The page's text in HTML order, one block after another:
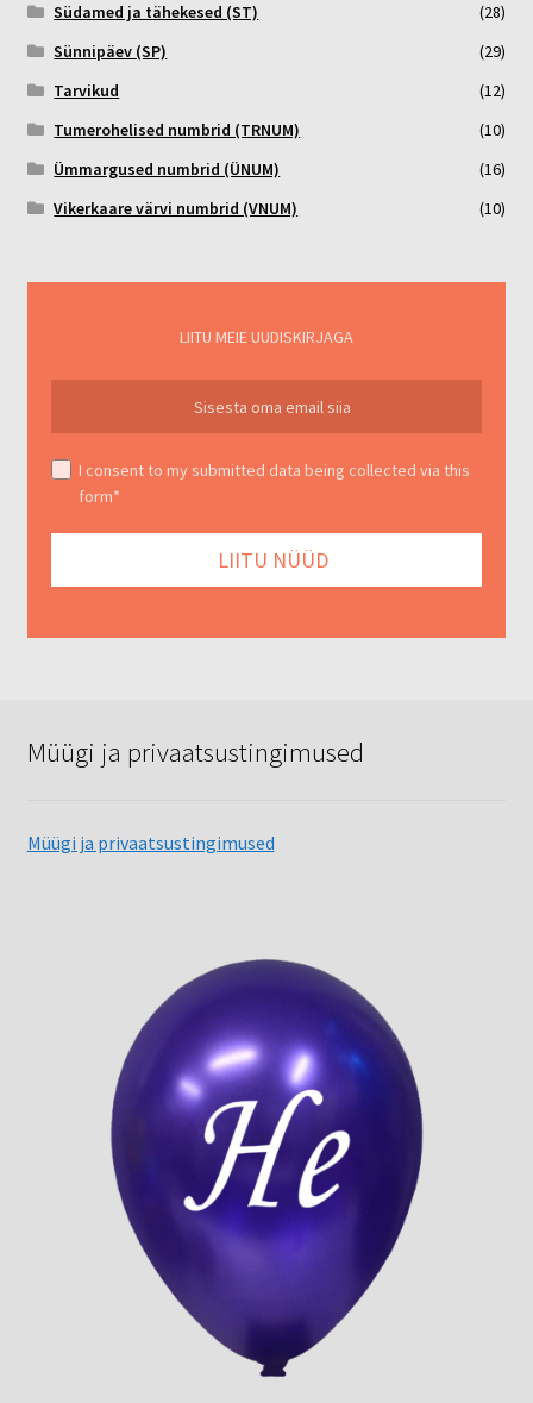
Südamed ja tähekesed (ST)
(28)
Sünnipäev (SP)
(29)
Tarvikud
(12)
Tumerohelised numbrid (TRNUM)
(10)
Ümmargused numbrid (ÜNUM)
(16)
Vikerkaare värvi numbrid (VNUM)
(10)
LIITU MEIE UUDISKIRJAGA
I consent to my submitted data being collected via this
form*
Müügi ja privaatsustingimused
Müügi ja privaatsustingimused